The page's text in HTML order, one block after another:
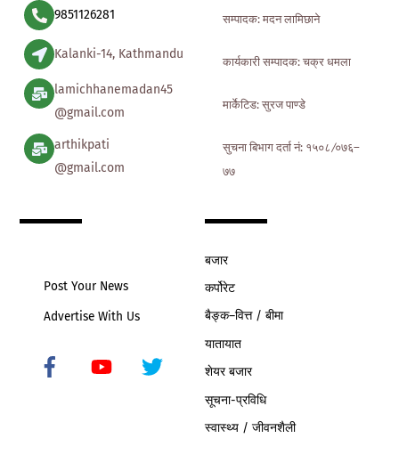
9851126281
Kalanki-14, Kathmandu
lamichhanemadan45
@gmail.com
arthikpati
@gmail.com
सम्पादक: मदन लामिछाने
कार्यकारी सम्पादक: चक्र धमला
मार्केटिड: सुरज पाण्डे
सुचना बिभाग दर्ता नं: १५०८ ∕०७६–
७७
Post Your News
Advertise With Us
Icon
बजार
कर्पोरेट
बैङ्क–वित्त / बीमा
यातायात
शेयर बजार
सूचना-प्रविधि
स्वास्थ्य / जीवनशैली